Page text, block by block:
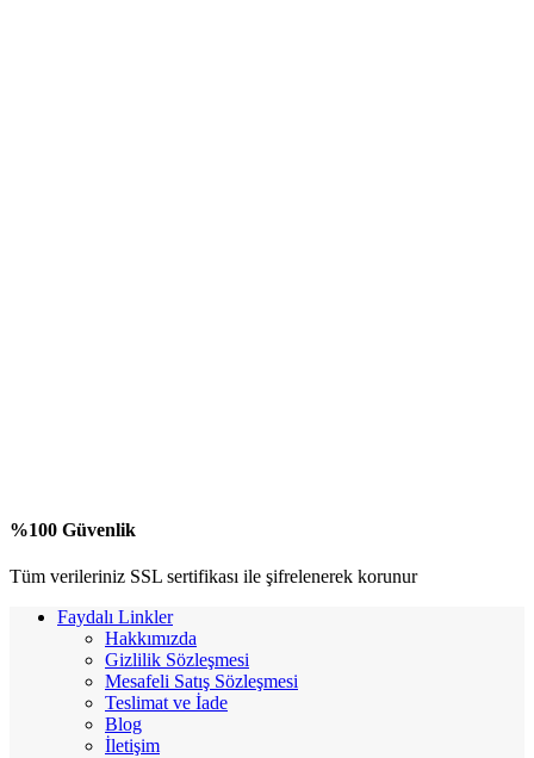
%100 Güvenlik
Tüm verileriniz SSL sertifikası ile şifrelenerek korunur
Faydalı Linkler
Hakkımızda
Gizlilik Sözleşmesi
Mesafeli Satış Sözleşmesi
Teslimat ve İade
Blog
İletişim